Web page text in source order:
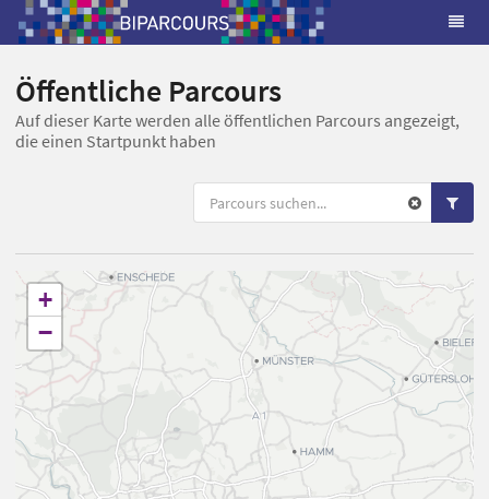
Öffentliche Parcours
Auf dieser Karte werden alle öffentlichen Parcours angezeigt,
die einen Startpunkt haben
+
−